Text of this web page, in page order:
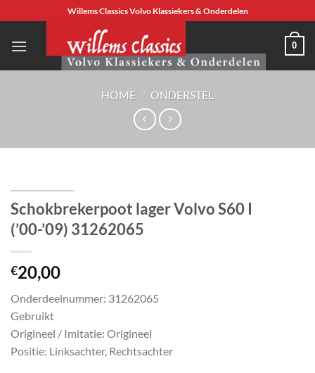
naar
inhoud
Willems Classics Volvo Klassiekers & Onderdelen
0
HOME / ONDERSTEL
Schokbrekerpoot lager Volvo S60 I
(’00-’09) 31262065
€20,00
Onderdeelnummer: 31262065
Gebruikt
Origineel / Imitatie: Origineel
Positie: Linksachter, Rechtsachter